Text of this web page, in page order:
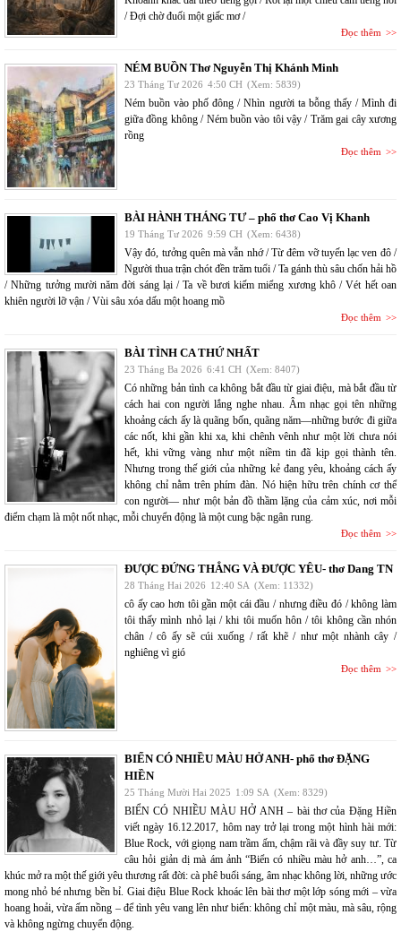
/ Đợi chờ đuối một giấc mơ /
Đọc thêm
NÉM BUỒN Thơ Nguyễn Thị Khánh Minh
23 Tháng Tư 2026 4:50 CH (Xem: 5839)
Ném buồn vào phố đông / Nhìn người ta bỗng thấy / Mình đi
giữa đồng không / Ném buồn vào tôi vậy / Trăm gai cây xương
rồng
Đọc thêm
BÀI HÀNH THÁNG TƯ – phổ thơ Cao Vị Khanh
19 Tháng Tư 2026 9:59 CH (Xem: 6438)
Vậy đó, tưởng quên mà vẫn nhớ / Từ đêm vỡ tuyến lạc ven đô /
Người thua trận chót đền trăm tuổi / Ta gánh thù sâu chốn hải hồ
/ Những tưởng mười năm đời sáng lại / Ta về bươi kiếm miểng xương khô / Vét hết oan
khiên người lỡ vận / Vùi sâu xóa dấu một hoang mồ
Đọc thêm
BÀI TÌNH CA THỨ NHẤT
23 Tháng Ba 2026 6:41 CH (Xem: 8407)
Có những bản tình ca không bắt đầu từ giai điệu, mà bắt đầu từ
cách hai con người lắng nghe nhau. Âm nhạc gọi tên những
khoảng cách ấy là quãng bốn, quãng năm—những bước đi giữa
các nốt, khi gần khi xa, khi chênh vênh như một lời chưa nói
hết, khi vững vàng như một niềm tin đã kịp gọi thành tên.
Nhưng trong thế giới của những kẻ đang yêu, khoảng cách ấy
không chỉ nằm trên phím đàn. Nó hiện hữu trên chính cơ thể
con người— như một bản đồ thầm lặng của cảm xúc, nơi mỗi
điểm chạm là một nốt nhạc, mỗi chuyển động là một cung bậc ngân rung.
Đọc thêm
ĐƯỢC ĐỨNG THẲNG VÀ ĐƯỢC YÊU- thơ Dang TN
28 Tháng Hai 2026 12:40 SA (Xem: 11332)
cô ấy cao hơn tôi gần một cái đầu / nhưng điều đó / không làm
tôi thấy mình nhỏ lại / khi tôi muốn hôn / tôi không cần nhón
chân / cô ấy sẽ cúi xuống / rất khẽ / như một nhành cây /
nghiêng vì gió
Đọc thêm
BIỂN CÓ NHIỀU MÀU HỞ ANH- phổ thơ ĐẶNG
HIỀN
25 Tháng Mười Hai 2025 1:09 SA (Xem: 8329)
BIỂN CÓ NHIỀU MÀU HỞ ANH – bài thơ của Đặng Hiền
viết ngày 16.12.2017, hôm nay trở lại trong một hình hài mới:
Blue Rock, với giọng nam trầm ấm, chậm rãi và đầy suy tư. Từ
câu hỏi giản dị mà ám ảnh “Biển có nhiều màu hở anh…”, ca
khúc mở ra một thế giới yêu thương rất đời: cà phê buổi sáng, âm nhạc không lời, những ước
mong nhỏ bé nhưng bền bỉ. Giai điệu Blue Rock khoác lên bài thơ một lớp sóng mới – vừa
hoang hoải, vừa ấm nồng – để tình yêu vang lên như biển: không chỉ một màu, mà sâu, rộng
và không ngừng chuyển động.